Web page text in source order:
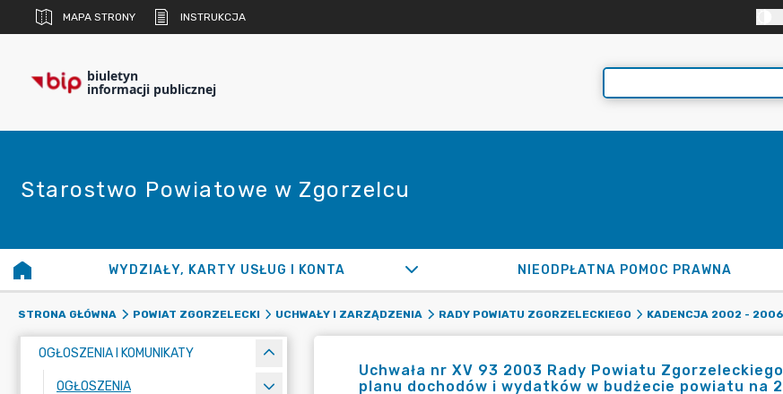
MAPA STRONY INSTRUKCJA
biuletyn
informacji publicznej
Starostwo Powiatowe w Zgorzelcu
WYDZIAŁY, KARTY USŁUG I KONTA NIEODPŁATNA POMOC PRAWNA
STRONA GŁÓWNA POWIAT ZGORZELECKI UCHWAŁY I ZARZĄDZENIA RADY POWIATU ZGORZELECKIEGO KADENCJA 2002 - 2006
OGŁOSZENIA I KOMUNIKATY
OGŁOSZENIA
Uchwała nr XV 93 2003 Rady Powiatu
planu dochodów i wydatków w budżecie powiatu na